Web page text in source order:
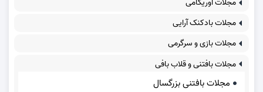
مجلات بادکنک آرایی
مجلات بازی و سرگرمی
مجلات بافتنی و قلاب بافی
مجلات بافتنی بزرگسال